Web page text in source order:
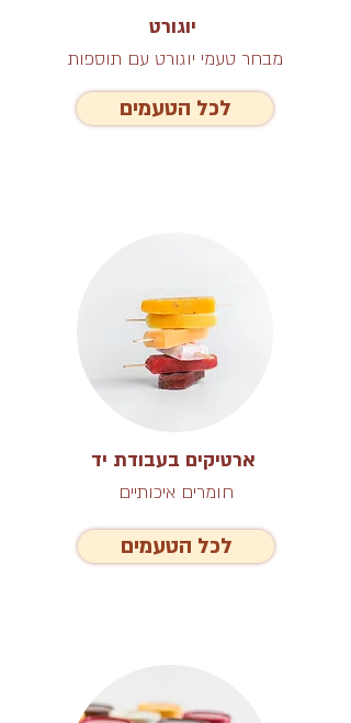
יוגורט
מבחר טעמי יוגורט עם תוספות
לכל הטעמים
ארטיקים בעבודת יד
חומרים איכותיים
לכל הטעמים